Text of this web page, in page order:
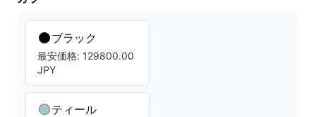
ブラック
最安価格: 129800.00
JPY
ティール